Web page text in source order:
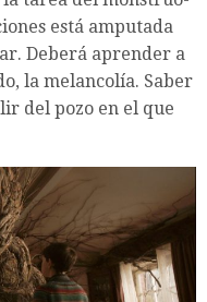
está amputada
Deberá aprender a
la melancolía. Saber
del pozo en el que